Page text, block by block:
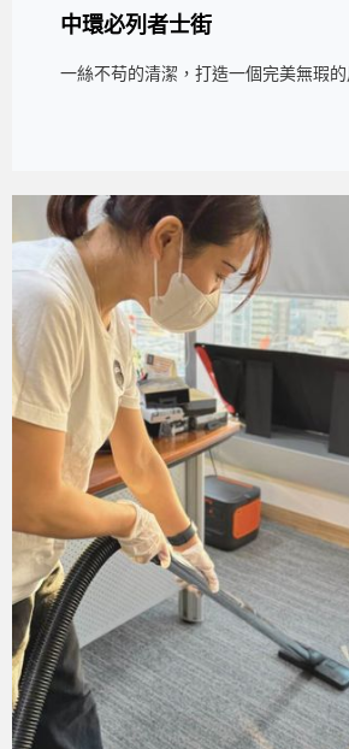
中環必列者士街
一絲不苟的清潔，打造一個完美無瑕